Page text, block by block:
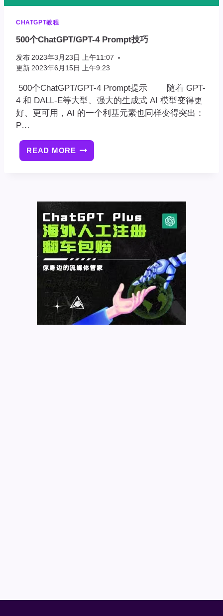
CHATGPT教程
500个ChatGPT/GPT-4 Prompt技巧
发布 2023年3月23日 上午11:07
更新 2023年6月15日 上午9:23
500个ChatGPT/GPT-4 Prompt提示 随着 GPT-
4 和 DALL-E等大型、强大的生成式 AI 模型变得更
好、更可用，AI 的一个利基元素也同样变得突出：
P…
READ MORE 500
个
巧